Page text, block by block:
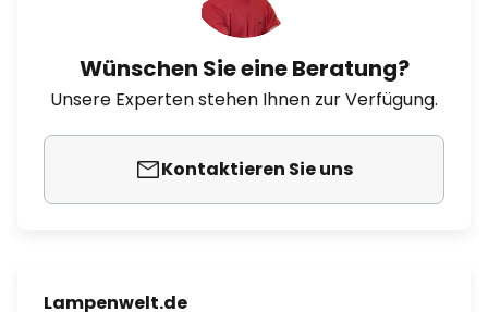
Wünschen Sie eine Beratung?
Unsere Experten stehen Ihnen zur Verfügung.
Kontaktieren Sie uns
Lampenwelt.de